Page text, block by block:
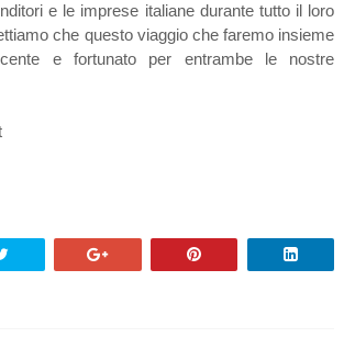
e le imprese italiane durante tutto il loro
che questo viaggio che faremo insieme
e fortunato per entrambe le nostre